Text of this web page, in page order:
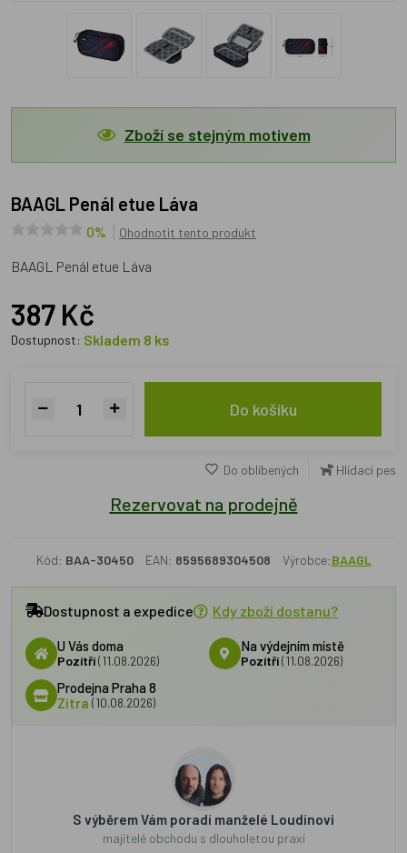
Zboží se stejným motivem
BAAGL Penál etue Láva
0% Ohodnotit tento produkt
BAAGL Penál etue Láva
387 Kč
Dostupnost: Skladem 8 ks
Do košíku
Do oblíbených Hlídací pes
Rezervovat na prodejně
Kód: BAA-30450 EAN: 8595689304508 Výrobce:BAAGL
Dostupnost a expedice Kdy zboží dostanu?
U Vás doma
Pozítří(11.08.2026)
Na výdejním místě
Pozítří (11.08.2026)
Prodejna Praha 8
Zítra (10.08.2026)
S výběrem Vám poradí manželé Loudínovi
majitelé obchodu s dlouholetou praxí